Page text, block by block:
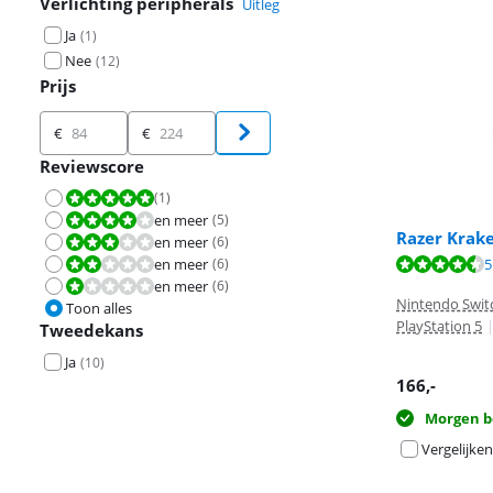
Uitleg
Ja (1)
Nee (12)
Prijs
Prijs
€ €
Reviewscore
Beoordeling is 10 van de 10.
(1)
Beoordeling is 8,0 van de 10.
en meer (5)
Beoordeling is 6,0 van de 10.
en meer (6)
Beoordeling is 4,0 van de 10.
en meer (6)
Beoordeling is 2,0 van de 10.
en meer (6)
Toon alles
Tweedekans
Ja (10)
Razer
Beoordeling is
Nintendo
PlayStation 5 |
166,-
Morgen
Vergelijken